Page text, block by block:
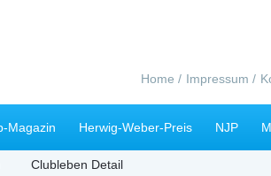
Navigation
Home Impressum
Magazin Herwig-Weber-Preis NJP
Clubleben Detail